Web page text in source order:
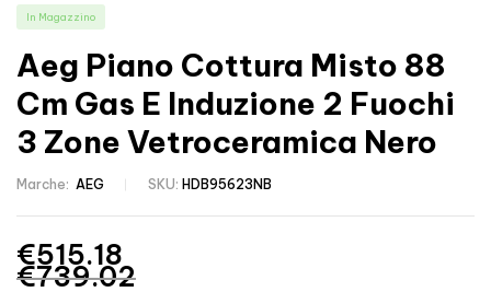
In Magazzino
Aeg Piano Cottura Misto 88
Cm Gas E Induzione 2 Fuochi
3 Zone Vetroceramica Nero
Marche: AEG SKU: HDB95623NB
€739.02
€515.18